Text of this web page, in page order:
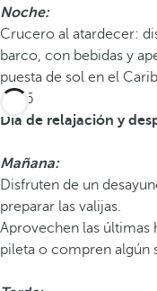
Noche:
Crucero al atardecer:
barco, con bebidas y
puesta de sol en el
Día 6
Día de relajación y
Mañana:
Disfruten de un
preparar las valijas.
Aprovechen las últimas
pileta o compren algún